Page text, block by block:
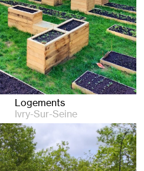
Logements
Ivry-Sur-Seine